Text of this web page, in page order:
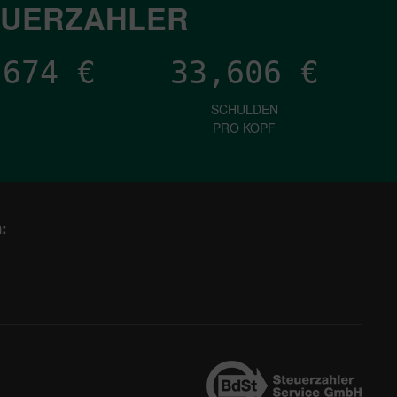
€ 33,606 €
SCHULDEN
PRO KOPF